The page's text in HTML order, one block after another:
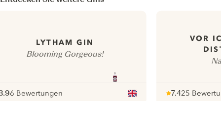
LYTHAM GIN
Blooming Gorgeous!
6 Bewertungen
VOR
7.425